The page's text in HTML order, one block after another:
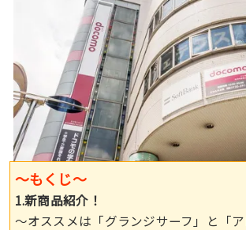
〜もくじ〜
1.新商品紹介！
〜オススメは「グランジサーフ」と「